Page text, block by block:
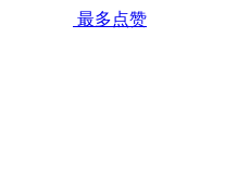
最多点赞